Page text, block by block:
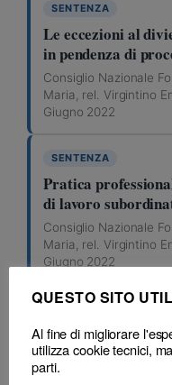
SENTENZA
Le eccezioni al
in pendenza di
Consiglio Nazionale
Maria, rel. Virgintino
Giugno 2022
SENTENZA
Pratica
di lavoro
Consiglio Nazionale
Maria, rel. Virgintino
Giugno 2022
SENTENZA
L’integrazione da
motivazione
del Consiglio
QUESTO SITO
Al fine di migliorare
utilizza cookie tecnici, ma
parti.